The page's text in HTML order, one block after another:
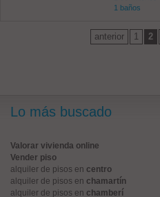
1 baños
anterior 1 2
Lo más buscado
Valorar vivienda online
Vender piso
alquiler de pisos en centro
alquiler de pisos en chamartín
alquiler de pisos en chamberí